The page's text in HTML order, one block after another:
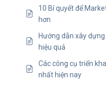
10 Bí quyết để
hơn
Hướng dẫn xây
hiệu quả
Các công cụ triển
nhất hiện nay